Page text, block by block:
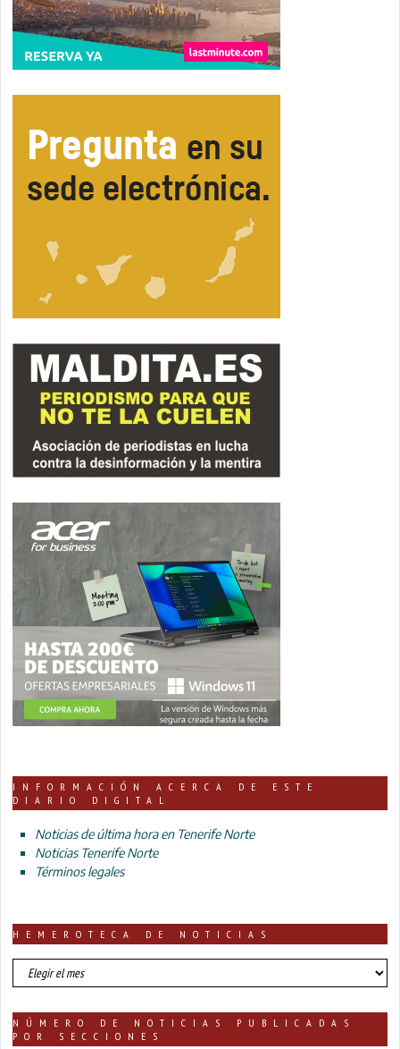
INFORMACIÓN ACERCA DE ESTE
DIARIO DIGITAL
Noticias de última hora en Tenerife Norte
Noticias Tenerife Norte
Términos legales
HEMEROTECA DE NOTICIAS
HEMEROTECA
DE
NÚMERO DE NOTICIAS PUBLICADAS
POR SECCIONES